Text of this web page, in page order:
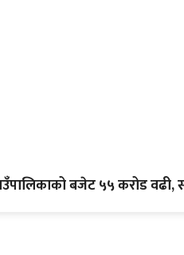
बजेट ५५ करोड वढी,